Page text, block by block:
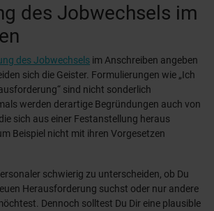
des Jobwechsels im
des Jobwechsels im Anschreiben angeben
sich die Geister. Formulierungen wie „Ich
sind nicht sonderlich
werden derartige Begründungen auch von
sich aus einer Festanstellung heraus
Beispiel nicht mit ihren Vorgesetzen
schwierig zu unterscheiden, ob Du
Herausforderung suchst oder nur andere
Dennoch solltest Du Dir eine plausible